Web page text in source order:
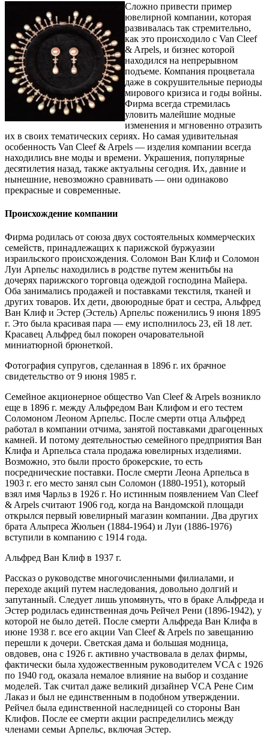
Сложно привести пример
ювелирной компании, которая
развивалась так стремительно,
как это происходило с Van Cleef
& Arpels, и бизнес которой
находился на непрерывном
подъеме. Компания процветала
даже в сокрушительные периоды
мирового кризиса и годы войны.
Фирма всегда стремилась
уловить малейшие модные
изменения и мгновенно отразить
их в своих тематических сериях. Но самая удивительная
особенность Van Cleef & Arpels — изделия компании всегда
находились вне моды и времени. Украшения, популярные
десятилетия назад, также актуальны сегодня. Их, давние и
нынешние, невозможно сравнивать — они одинаково
прекрасные и современные.
Происхождение компании
Фирма родилась от союза двух состоятельных коммерческих
семейств, принадлежащих к парижской буржуазии
израильского происхождения. Соломон Ван Клиф и Соломон
Луи Арпельс находились в родстве путем женитьбы на
дочерях парижского торговца одеждой господина Майера.
Оба занимались продажей и поставками текстиля, тканей и
других товаров. Их дети, двоюродные брат и сестра, Альфред
Ван Клиф и Эстер (Эстель) Арпельс поженились 9 июня 1895
г. Это была красивая пара — ему исполнилось 23, ей 18 лет.
Красавец Альфред был покорен очаровательной
миниатюрной брюнеткой.
Фотография супругов, сделанная в 1896 г. их брачное
свидетельство от 9 июня 1985 г.
Семейное акционерное общество Van Cleef & Arpels возникло
еще в 1896 г. между Альфредом Ван Клифом и его тестем
Соломоном Леоном Арпельс. После смерти отца Альфред
работал в компании отчима, занятой поставками драгоценных
камней. И потому деятельностью семейного предприятия Ван
Клифа и Арпельса стала продажа ювелирных изделиями.
Возможно, это были просто брокерские, то есть
посреднические поставки. После смерти Леона Арпельса в
1903 г. его место занял сын Соломон (1880-1951), который
взял имя Чарльз в 1926 г. Но истинным появлением Van Cleef
& Arpels считают 1906 год, когда на Вандомской площади
открылся первый ювелирный магазин компании. Два других
брата Альпреса Жюльен (1884-1964) и Луи (1886-1976)
вступили в компанию с 1914 года.
Альфред Ван Клиф в 1937 г.
Рассказ о руководстве многочисленными филиалами, и
переходе акций путем наследования, довольно долгий и
запутанный. Следует лишь упомянуть, что в браке Альфреда и
Эстер родилась единственная дочь Рейчел Рени (1896-1942), у
которой не было детей. После смерти Альфреда Ван Клифа в
июне 1938 г. все его акции Van Cleef & Arpels по завещанию
перешли к дочери. Светская дама и большая модница,
овдовев, она с 1926 г. активно участвовала в делах фирмы,
фактически была художественным руководителем VCA с 1926
по 1940 год, оказала немалое влияние на выбор и создание
моделей. Так считал даже великий дизайнер VCA Рене Сим
Лаказ и был не единственным в подобном утверждении.
Рейчел была единственной наследницей со стороны Ван
Клифов. После ее смерти акции распределились между
членами семьи Арпельс, включая Эстер.